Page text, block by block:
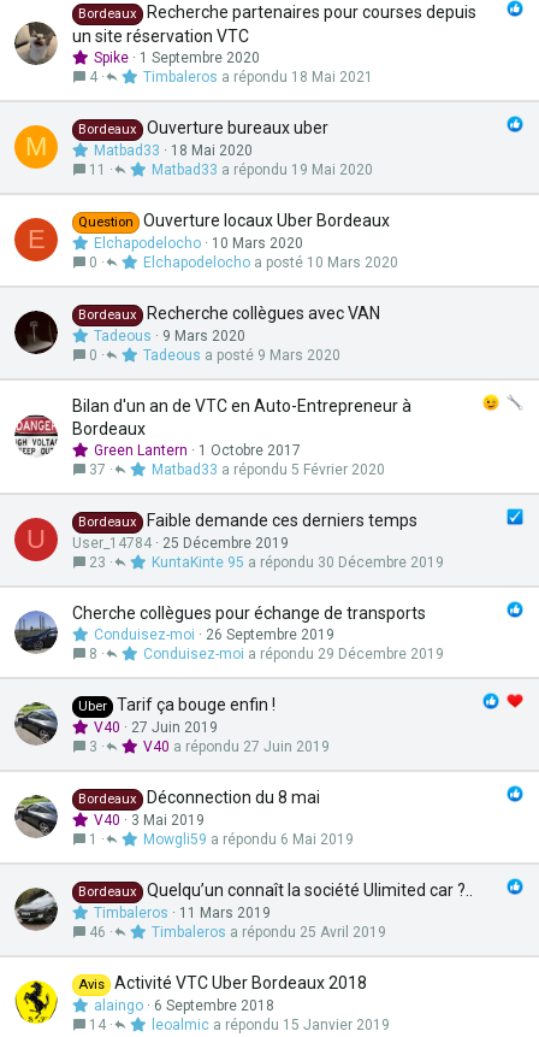
Bordeaux
Recherche partenaires pour courses depuis
un site réservation VTC
Spike
1 Septembre 2020
4
18 Mai 2021
Timbaleros
M
Bordeaux Ouverture bureaux uber
Matbad33
18 Mai 2020
11
19 Mai 2020
Matbad33
E
Question Ouverture locaux Uber Bordeaux
Elchapodelocho
10 Mars 2020
0
10 Mars 2020
Elchapodelocho
Bordeaux Recherche collègues avec VAN
Tadeous
9 Mars 2020
0
9 Mars 2020
Tadeous
Bilan d'un an de VTC en Auto-Entrepreneur à
Bordeaux
Green Lantern
1 Octobre 2017
37
5 Février 2020
Matbad33
U
Bordeaux Faible demande ces derniers temps
User_14784
25 Décembre 2019
23
30 Décembre 2019
KuntaKinte 95
Cherche collègues pour échange de transports
Conduisez-moi
26 Septembre 2019
8
29 Décembre 2019
Conduisez-moi
Uber Tarif ça bouge enfin !
V40
27 Juin 2019
3
27 Juin 2019
V40
Bordeaux Déconnection du 8 mai
V40
3 Mai 2019
1
6 Mai 2019
Mowgli59
Bordeaux Quelqu’un connaît la société Ulimited car ?..
Timbaleros
11 Mars 2019
46
25 Avril 2019
Timbaleros
Avis Activité VTC Uber Bordeaux 2018
alaingo
6 Septembre 2018
14
15 Janvier 2019
leoalmic